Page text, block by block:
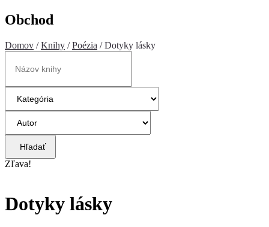
Obchod
Domov /Knihy /Poézia / Dotyky lásky
Hľadať
Zľava!
Dotyky lásky